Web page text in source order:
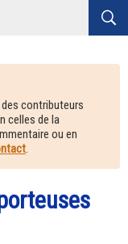
contributeurs
celles de la
ou en
.